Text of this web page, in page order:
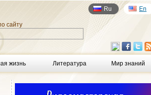
Ru En
сайту
жизнь Литература Мир знаний